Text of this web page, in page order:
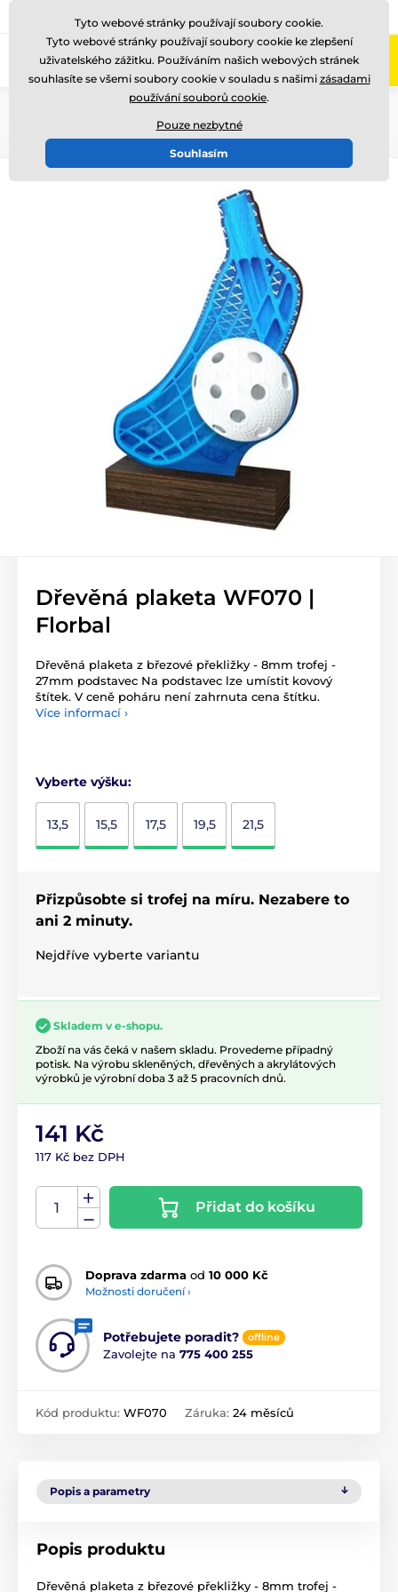
Zavolejte nám (Po-Pá 8-17)
Dřevěná plaketa WF070 |
Florbal
Dřevěná plaketa z březové překližky - 8mm trofej -
27mm podstavec Na podstavec lze umístit kovový
štítek. V ceně poháru není zahrnuta cena štítku.
Více informací ›
Vyberte výšku:
13,5 15,5 17,5 19,5 21,5
Přizpůsobte si trofej na míru. Nezabere to
ani 2 minuty.
Nejdříve vyberte variantu
Skladem v e-shopu.
Zboží na vás čeká v našem skladu. Provedeme případný
potisk. Na výrobu skleněných, dřevěných a akrylátových
výrobků je výrobní doba 3 až 5 pracovních dnů.
141 Kč
117 Kč bez DPH
Přidat do košíku
Doprava zdarma od 10 000 Kč
Možnosti doručení ›
Potřebujete poradit? offline
Zavolejte na 775 400 255
Kód produktu: WF070 Záruka: 24 měsíců
Popis a parametry
Popis produktu
Dřevěná plaketa z březové překližky - 8mm trofej -
Tyto webové stránky používají soubory cookie.
Tyto webové stránky používají soubory cookie ke zlepšení
uživatelského zážitku. Používáním našich webových stránek
souhlasíte se všemi soubory cookie v souladu s našimi zásadami
používání souborů cookie.
Pouze nezbytné
Souhlasím